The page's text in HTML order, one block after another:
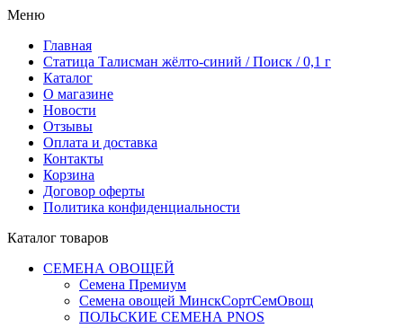
Меню
Главная
Статица Талисман жёлто-синий / Поиск / 0,1 г
Каталог
О магазине
Новости
Отзывы
Оплата и доставка
Контакты
Корзина
Договор оферты
Политика конфиденциальности
Каталог товаров
СЕМЕНА ОВОЩЕЙ
Семена Премиум
Семена овощей МинскСортСемОвощ
ПОЛЬСКИЕ СЕМЕНА PNOS